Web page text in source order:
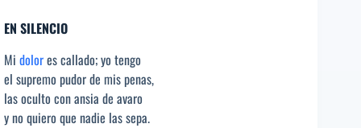
EN SILENCIO
Mi dolores callado; yo tengo
el supremo pudor de mis penas,
las oculto con ansia de avaro
y no quiero que nadie las sepa.